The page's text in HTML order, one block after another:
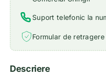
Suport telefonic la
Formular de
Descriere